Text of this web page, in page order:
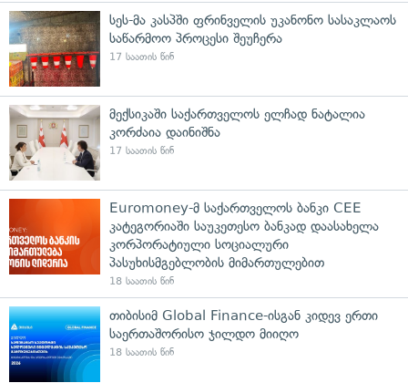
სეს-მა კასპში ფრინველის უკანონო სასაკლაოს
საწარმოო პროცესი შეუჩერა
17 საათის წინ
მექსიკაში საქართველოს ელჩად ნატალია
კორძაია დაინიშნა
17 საათის წინ
Euromoney-მ საქართველოს ბანკი CEE
კატეგორიაში საუკეთესო ბანკად დაასახელა
კორპორატიული სოციალური
პასუხისმგებლობის მიმართულებით
18 საათის წინ
თიბისიმ Global Finance-ისგან კიდევ ერთი
საერთაშორისო ჯილდო მიიღო
18 საათის წინ